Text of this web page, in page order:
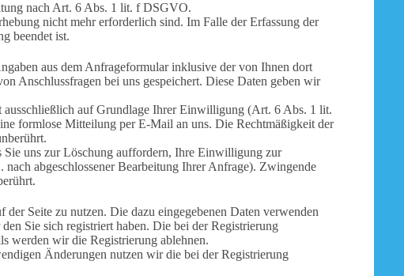
nach Art. 6 Abs. 1 lit. f DSGVO.
nicht mehr erforderlich sind. Im Falle der Erfassung der
beendet ist.
aus dem Anfrageformular inklusive der von Ihnen dort
Anschlussfragen bei uns gespeichert. Diese Daten geben wir
auf Grundlage Ihrer Einwilligung (Art. 6 Abs. 1 lit.
formlose Mitteilung per E-Mail an uns. Die Rechtmäßigkeit der
uns zur Löschung auffordern, Ihre Einwilligung zur
abgeschlossener Bearbeitung Ihrer Anfrage). Zwingende
Seite zu nutzen. Die dazu eingegebenen Daten verwenden
Sie sich registriert haben. Die bei der Registrierung
werden wir die Registrierung ablehnen.
Änderungen nutzen wir die bei der Registrierung